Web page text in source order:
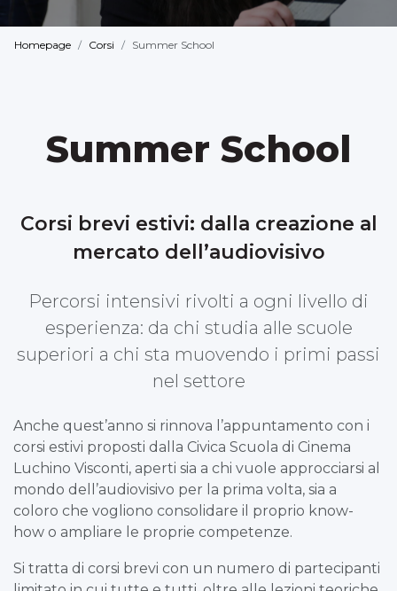
Homepage Corsi Summer School
Summer School
Corsi brevi estivi: dalla creazione al
mercato dell’audiovisivo
Percorsi intensivi rivolti a ogni livello di
esperienza: da chi studia alle scuole
superiori a chi sta muovendo i primi passi
nel settore
Anche quest’anno si rinnova l’appuntamento con i
corsi estivi proposti dalla Civica Scuola di Cinema
Luchino Visconti, aperti sia a chi vuole approcciarsi al
mondo dell’audiovisivo per la prima volta, sia a
coloro che vogliono consolidare il proprio know-
how o ampliare le proprie competenze.
Si tratta di corsi brevi con un numero di partecipanti